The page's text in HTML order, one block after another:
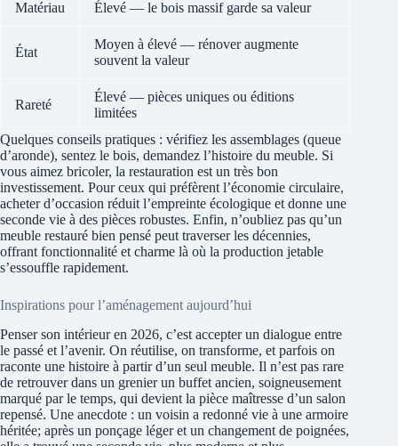
Matériau Élevé — le bois massif garde sa valeur
État
Moyen à élevé — rénover augmente
souvent la valeur
Rareté
Élevé — pièces uniques ou éditions
limitées
Quelques conseils pratiques : vérifiez les assemblages (queue
d’aronde), sentez le bois, demandez l’histoire du meuble. Si
vous aimez bricoler, la restauration est un très bon
investissement. Pour ceux qui préfèrent l’économie circulaire,
acheter d’occasion réduit l’empreinte écologique et donne une
seconde vie à des pièces robustes. Enfin, n’oubliez pas qu’un
meuble restauré bien pensé peut traverser les décennies,
offrant fonctionnalité et charme là où la production jetable
s’essouffle rapidement.
Inspirations pour l’aménagement aujourd’hui
Penser son intérieur en 2026, c’est accepter un dialogue entre
le passé et l’avenir. On réutilise, on transforme, et parfois on
raconte une histoire à partir d’un seul meuble. Il n’est pas rare
de retrouver dans un grenier un buffet ancien, soigneusement
marqué par le temps, qui devient la pièce maîtresse d’un salon
repensé. Une anecdote : un voisin a redonné vie à une armoire
héritée; après un ponçage léger et un changement de poignées,